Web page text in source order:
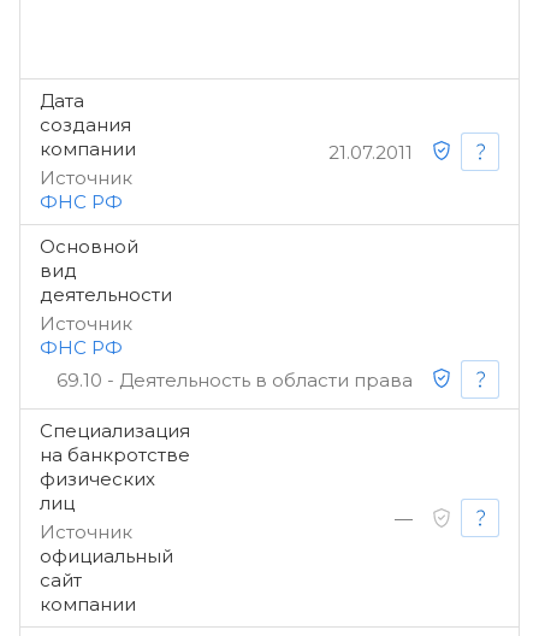
Дата
создания
компании
Источник
ФНС РФ
21.07.2011
Основной
вид
деятельности
Источник
ФНС РФ
69.10 - Деятельность в области права
Специализация
на банкротстве
физических
лиц
Источник
официальный
сайт
компании
—